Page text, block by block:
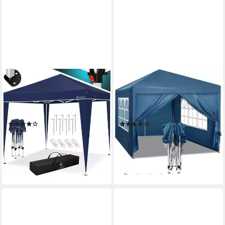
KESSER
Pavillon, Pavillon 3x3m
wasserdicht inkl. Tasche Pop-
Up Klicksystem
(57)
89,80 € UVP 199,99 €
-55%
lieferbar - in 4-5 Werktagen bei dir
WOLTU
Faltpavillon, mit 4 Seitenteilen,
aus Oxford Metallrahmen 3x3
91,99 € UVP189,99 €
-52%
lieferbar - in 3-4 Werktagen bei dir